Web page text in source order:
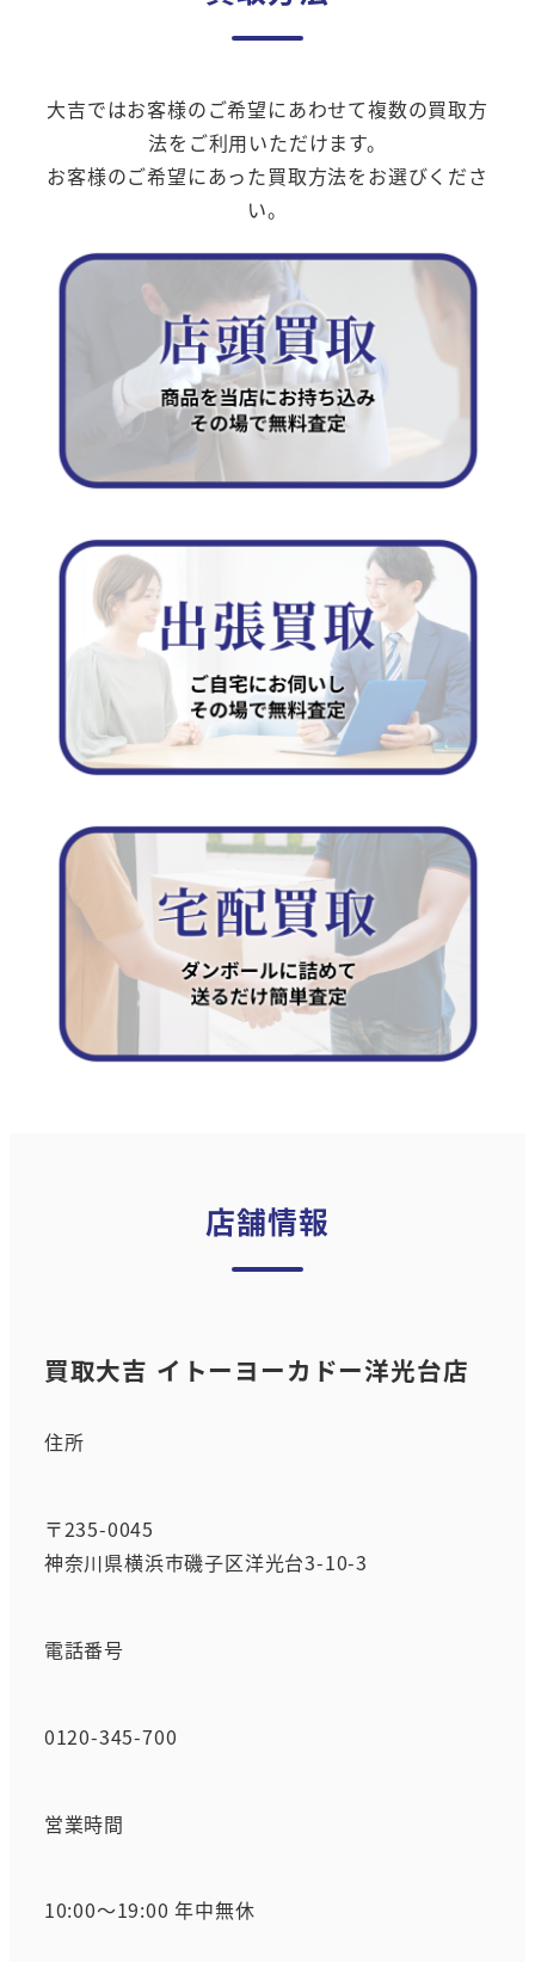
大吉ではお客様のご希望にあわせて複数の買取方
法をご利用いただけます。
お客様のご希望にあった買取方法をお選びくださ
い。
店舗情報
買取大吉 イトーヨーカドー洋光台店
住所
〒235-0045
神奈川県横浜市磯子区洋光台3-10-3
電話番号
0120-345-700
営業時間
10:00～19:00 年中無休